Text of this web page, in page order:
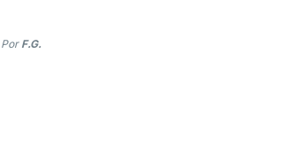
Por F.G.